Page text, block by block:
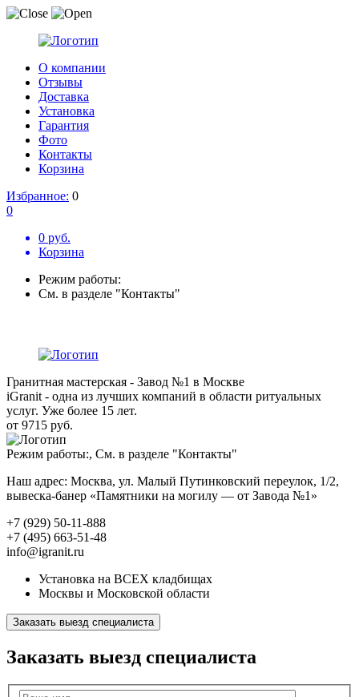
О компании
Отзывы
Доставка
Установка
Гарантия
Фото
Контакты
Корзина
Избранное: 0
0
0 руб.
Корзина
Режим работы:
См. в разделе "Контакты"
Гранитная мастерская - Завод №1 в Москве
iGranit - одна из лучших компаний в области ритуальных
услуг. Уже более 15 лет.
от 9715 руб.
Режим работы:, См. в разделе "Контакты"
Наш адрес: Москва, ул. Малый Путинковский переулок, 1/2,
вывеска-банер «Памятники на могилу — от Завода №1»
+7 (929) 50-11-888
+7 (495) 663-51-48
info@igranit.ru
Установка на ВСЕХ кладбищах
Москвы и Московской области
Заказать выезд специалиста
Заказать выезд специалиста